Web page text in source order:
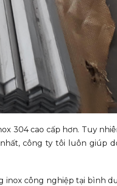
304 cao cấp hơn. Tuy
công ty tôi luôn giúp
inox công nghiệp tại bình